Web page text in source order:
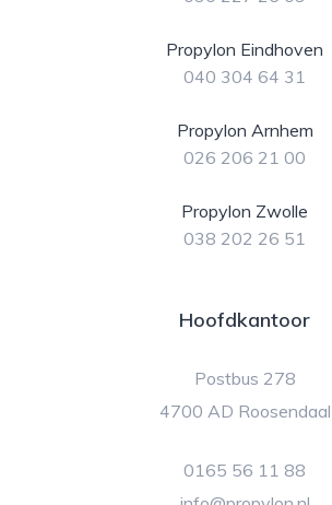
Propylon Eindhoven
040 304 64 31
Propylon Arnhem
026 206 21 00
Propylon Zwolle
038 202 26 51
Hoofdkantoor
Postbus 278
4700 AD Roosendaal
0165 56 11 88